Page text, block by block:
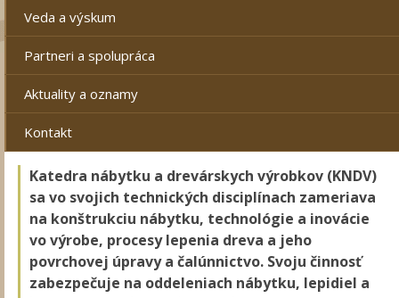
Veda a výskum
Partneri a spolupráca
Aktuality a oznamy
Kontakt
Katedra nábytku a drevárskych výrobkov (KNDV)
sa vo svojich technických disciplínach zameriava
na konštrukciu nábytku, technológie a inovácie
vo výrobe, procesy lepenia dreva a jeho
povrchovej úpravy a čalúnnictvo. Svoju činnosť
zabezpečuje na oddeleniach nábytku, lepidiel a